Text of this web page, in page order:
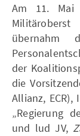
Am 11. Mai
übernahm
der
die
Allianz,
„Regierung
und lud JV,